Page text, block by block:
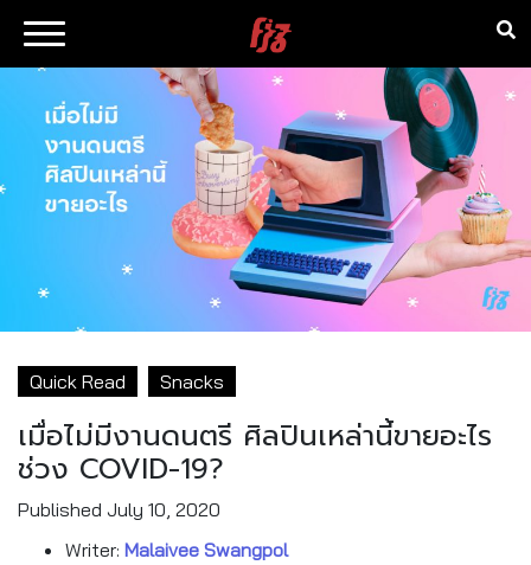
Quick Read Snacks
เมื่อไม่มีงานดนตรี ศิลปินเหล่านี้ขายอะไร
ช่วง COVID-19?
Published July 10, 2020
Writer: Malaivee Swangpol